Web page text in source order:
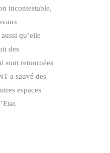
incontestable,
qu’elle
des
sont retournées
a sauvé des
espaces
.